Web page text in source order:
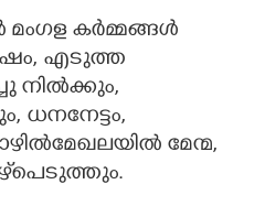
മംഗള കർമ്മങ്ങൾ
എടുത്ത
നിൽക്കും,
ധനനേട്ടം,
മേന്മ,